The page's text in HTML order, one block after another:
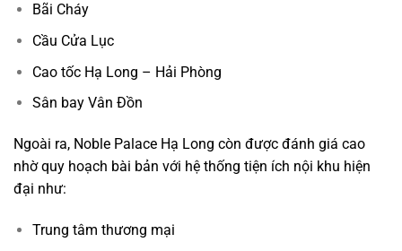
Bãi Cháy
Cầu Cửa Lục
Cao tốc Hạ Long – Hải Phòng
Sân bay Vân Đồn
Ngoài ra, Noble Palace Hạ Long còn được đánh giá cao
nhờ quy hoạch bài bản với hệ thống tiện ích nội khu hiện
đại như:
Trung tâm thương mại